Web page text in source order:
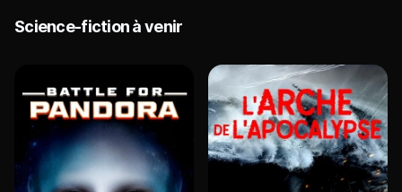
Science-fiction à venir